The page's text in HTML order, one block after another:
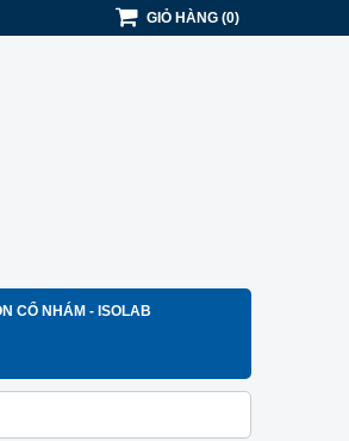
GIỎ HÀNG (0)
CỔ NHÁM - ISOLAB